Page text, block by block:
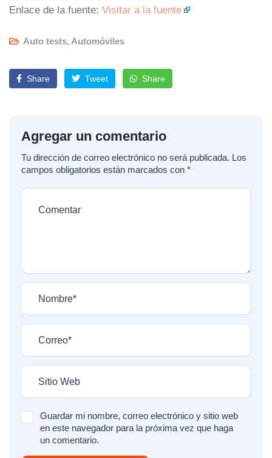
Enlace de la fuente: Visitar a la fuente
Auto tests, Automóviles
Share Tweet Share
Agregar un comentario
Tu dirección de correo electrónico no será publicada. Los
campos obligatorios están marcados con *
Guardar mi nombre, correo electrónico y sitio web
en este navegador para la próxima vez que haga
un comentario.